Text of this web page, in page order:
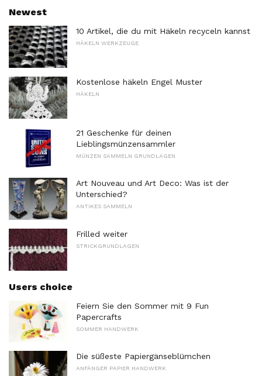
Newest
10 Artikel, die du mit Häkeln recyceln kannst
HÄKELN WERKZEUGE
Kostenlose häkeln Engel Muster
HÄKELN
21 Geschenke für deinen
Lieblingsmünzensammler
MÜNZEN SAMMELN GRUNDLAGEN
Art Nouveau und Art Deco: Was ist der
Unterschied?
ANTIKES SAMMELN
Frilled weiter
STRICKGRUNDLAGEN
Users choice
Feiern Sie den Sommer mit 9 Fun
Papercrafts
SOMMER HANDWERK
Die süßeste Papiergänseblümchen
ANFÄNGER PAPIER HANDWERK